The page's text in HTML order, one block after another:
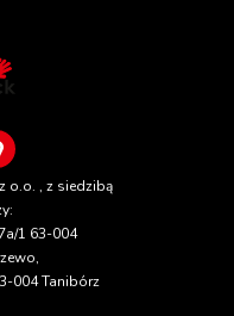
o.o. , z siedzibą
1 63-004
004 Tanibórz